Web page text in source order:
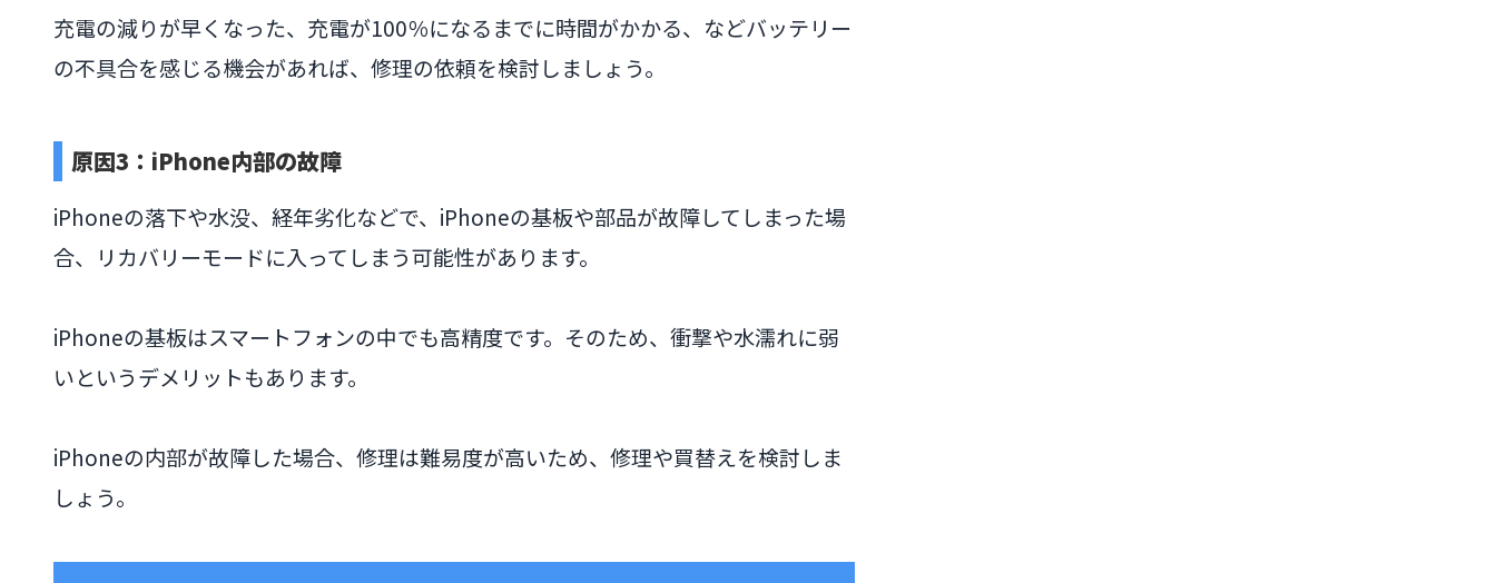
充電の減りが早くなった、充電が100％になるまでに時間がかかる、などバッテリー
の不具合を感じる機会があれば、修理の依頼を検討しましょう。
原因3：iPhone内部の故障
iPhoneの落下や水没、経年劣化などで、iPhoneの基板や部品が故障してしまった場
合、リカバリーモードに入ってしまう可能性があります。
iPhoneの基板はスマートフォンの中でも高精度です。そのため、衝撃や水濡れに弱
いというデメリットもあります。
iPhoneの内部が故障した場合、修理は難易度が高いため、修理や買替えを検討しま
しょう。